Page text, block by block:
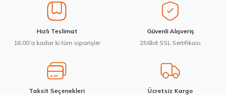
Ürün bilgilerinde hatalar bulunuyor.
Ürün fiyatı diğer sitelerden daha pahalı.
Bu ürüne benzer farklı alternatifler olmalı.
285/45R21 113H XL AO Dynapro HP2 Plus RA33D 2025
15.120,60 ₺
Hızlı Teslimat
16:00’a kadar ki tüm siparişler
Güvenli Alışveriş
256bit SSL Sertifikası
Taksit Seçenekleri
Ücretsiz Kargo